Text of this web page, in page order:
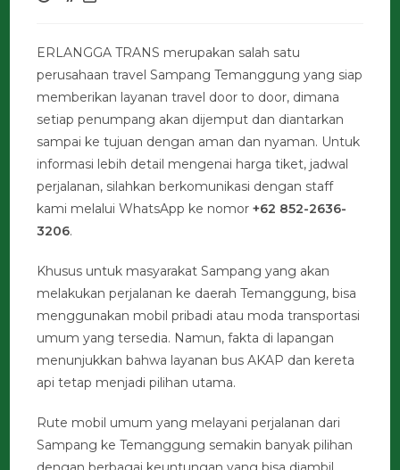
ERLANGGA TRANS merupakan salah satu
perusahaan travel Sampang Temanggung yang siap
memberikan layanan travel door to door, dimana
setiap penumpang akan dijemput dan diantarkan
sampai ke tujuan dengan aman dan nyaman. Untuk
informasi lebih detail mengenai harga tiket, jadwal
perjalanan, silahkan berkomunikasi dengan staff
kami melalui WhatsApp ke nomor+62 852-2636-
3206.
Khusus untuk masyarakat Sampang yang akan
melakukan perjalanan ke daerah Temanggung, bisa
menggunakan mobil pribadi atau moda transportasi
umum yang tersedia. Namun, fakta di lapangan
menunjukkan bahwa layanan bus AKAP dan kereta
api tetap menjadi pilihan utama.
Rute mobil umum yang melayani perjalanan dari
Sampang ke Temanggung semakin banyak pilihan